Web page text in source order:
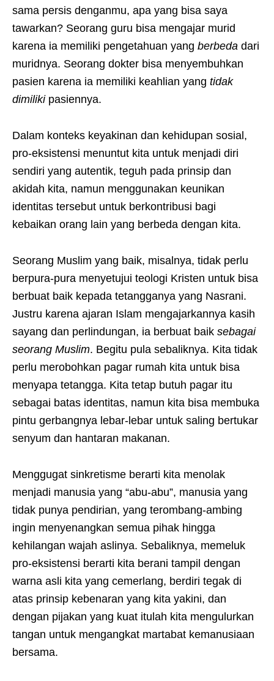
sama persis denganmu, apa yang bisa saya
tawarkan? Seorang guru bisa mengajar murid
karena ia memiliki pengetahuan yang berbeda dari
muridnya. Seorang dokter bisa menyembuhkan
pasien karena ia memiliki keahlian yang tidak
dimilikipasiennya.
Dalam konteks keyakinan dan kehidupan sosial,
pro-eksistensi menuntut kita untuk menjadi diri
sendiri yang autentik, teguh pada prinsip dan
akidah kita, namun menggunakan keunikan
identitas tersebut untuk berkontribusi bagi
kebaikan orang lain yang berbeda dengan kita.
Seorang Muslim yang baik, misalnya, tidak perlu
berpura-pura menyetujui teologi Kristen untuk bisa
berbuat baik kepada tetangganya yang Nasrani.
Justru karena ajaran Islam mengajarkannya kasih
sayang dan perlindungan, ia berbuat baik sebagai
seorang Muslim. Begitu pula sebaliknya. Kita tidak
perlu merobohkan pagar rumah kita untuk bisa
menyapa tetangga. Kita tetap butuh pagar itu
sebagai batas identitas, namun kita bisa membuka
pintu gerbangnya lebar-lebar untuk saling bertukar
senyum dan hantaran makanan.
Menggugat sinkretisme berarti kita menolak
menjadi manusia yang “abu-abu”, manusia yang
tidak punya pendirian, yang terombang-ambing
ingin menyenangkan semua pihak hingga
kehilangan wajah aslinya. Sebaliknya, memeluk
pro-eksistensi berarti kita berani tampil dengan
warna asli kita yang cemerlang, berdiri tegak di
atas prinsip kebenaran yang kita yakini, dan
dengan pijakan yang kuat itulah kita mengulurkan
tangan untuk mengangkat martabat kemanusiaan
bersama.